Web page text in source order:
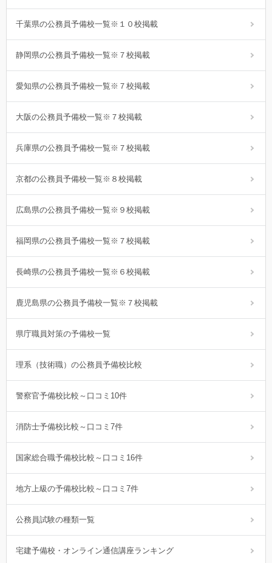
千葉県の公務員予備校一覧※１０校掲載
静岡県の公務員予備校一覧※７校掲載
愛知県の公務員予備校一覧※７校掲載
大阪の公務員予備校一覧※７校掲載
兵庫県の公務員予備校一覧※７校掲載
京都の公務員予備校一覧※８校掲載
広島県の公務員予備校一覧※９校掲載
福岡県の公務員予備校一覧※７校掲載
長崎県の公務員予備校一覧※６校掲載
鹿児島県の公務員予備校一覧※７校掲載
県庁職員対策の予備校一覧
理系（技術職）の公務員予備校比較
警察官予備校比較～口コミ10件
消防士予備校比較～口コミ7件
国家総合職予備校比較～口コミ16件
地方上級の予備校比較～口コミ7件
公務員試験の種類一覧
宅建予備校・オンライン通信講座ランキング